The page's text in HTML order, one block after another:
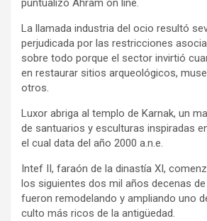
puntualizó Ahram on line.
La llamada industria del ocio resultó
perjudicada por las restricciones
sobre todo porque el sector invirtió
en restaurar sitios arqueológicos,
otros.
Luxor abriga al templo de Karnak, un
de santuarios y esculturas inspiradas
el cual data del año 2000 a.n.e.
Intef II, faraón de la dinastía XI,
los siguientes dos mil años decenas
fueron remodelando y ampliando uno
culto más ricos de la antigüedad.